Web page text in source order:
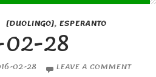
[DUOLINGO], ESPERANTO
02-28
02-28 LEAVE A COMMENT